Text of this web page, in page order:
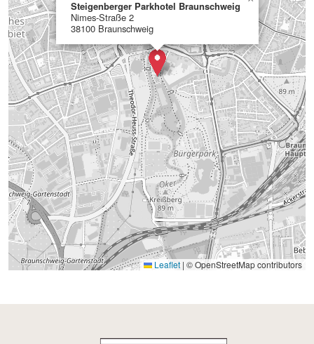
Steigenberger Parkhotel Braunschweig
Nimes-Straße 2
38100 Braunschweig
Leaflet | © OpenStreetMap contributors